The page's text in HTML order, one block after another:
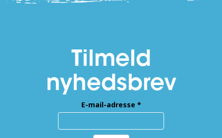
Tilmeld
nyhedsbrev
E-mail-adresse *